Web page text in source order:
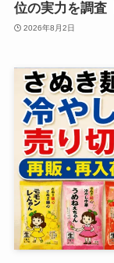
位の実力を調査
2026年8月2日